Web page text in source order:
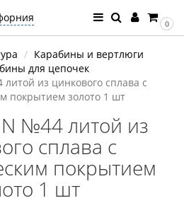
0
Карабины и вертлюги
для цепочек
из цинкового сплава с
покрытием золото 1 шт
№44 литой из
сплава с
покрытием
1 шт